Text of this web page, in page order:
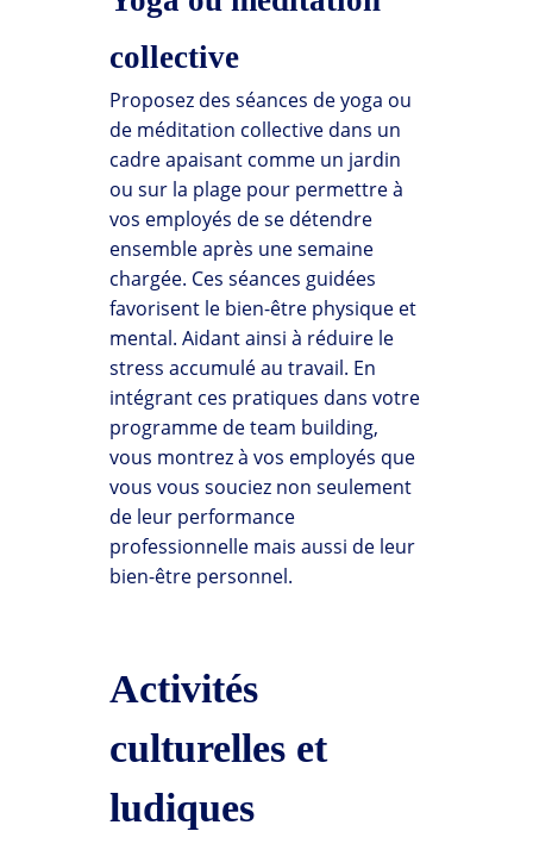
collective
Proposez des séances de yoga ou
de méditation collective dans un
cadre apaisant comme un jardin
ou sur la plage pour permettre à
vos employés de se détendre
ensemble après une semaine
chargée. Ces séances guidées
favorisent le bien-être physique et
mental. Aidant ainsi à réduire le
stress accumulé au travail. En
intégrant ces pratiques dans votre
programme de team building,
vous montrez à vos employés que
vous vous souciez non seulement
de leur performance
professionnelle mais aussi de leur
bien-être personnel.
Activités
culturelles et
ludiques